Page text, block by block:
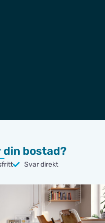
din bostad?
Svar direkt